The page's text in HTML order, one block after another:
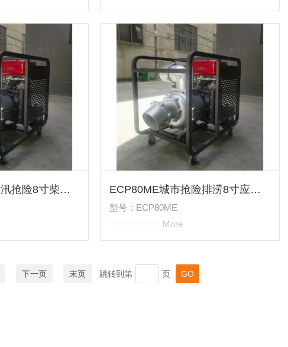
ECP80ME武汉防汛抢险8寸柴油应急抽水泵 ECP80ME城市抢险排涝8寸应急柴油机水泵
型号：ECP80ME
More
下一页 末页 跳转到第 页